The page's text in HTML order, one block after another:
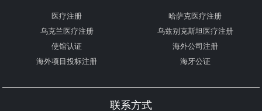
医疗注册
哈萨克医疗注册
乌克兰医疗注册
乌兹别克斯坦医疗注册
使馆认证
海外公司注册
海外项目投标注册
海牙公证
联系方式